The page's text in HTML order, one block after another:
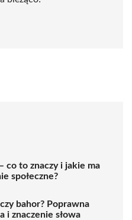
co to znaczy i jakie ma
społeczne?
bahor? Poprawna
i znaczenie słowa